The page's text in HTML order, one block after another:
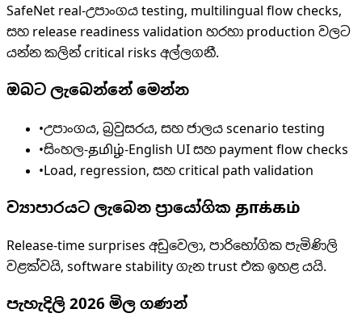
SafeNet real-උපාංගය testing, multilingual flow checks,
සහ release readiness validation හරහා production වලට
යන්න කලින් critical risks අල්ලගනී.
ඔබට ලැබෙන්නේ මෙන්න
•උපාංගය, බ්‍රවුසරය, සහ ජාලය scenario testing
•සිංහල-தமிழ்-English UI සහ payment flow checks
•Load, regression, සහ critical path validation
ව්‍යාපාරයට ලැබෙන ප්‍රායෝගික தாக்கம்
Release-time surprises අඩුවෙලා, පාරිභෝගික පැමිණිලි
වළක්වයි, software stability ගැන trust එක ඉහළ යයි.
පැහැදිලි 2026 මිල ගණන්